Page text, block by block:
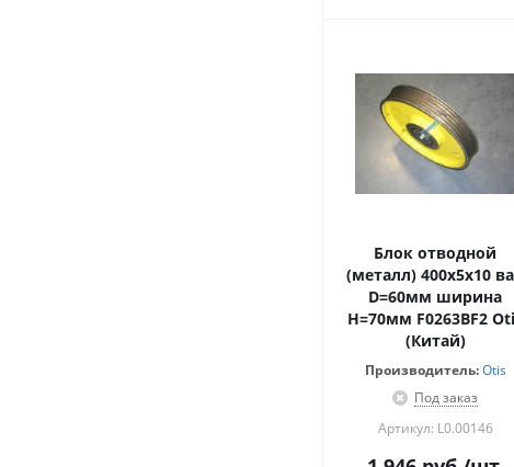
Блок отводной
(металл) 400х5х10
D=60мм ширина
H=70мм F0263BF2
(Китай)
Производитель: Otis
Под заказ
Артикул: L0.00146